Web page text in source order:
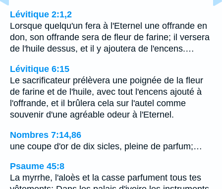
Lévitique 2:1,2
Lorsque quelqu'un fera à l'Eternel une offrande en
don, son offrande sera de fleur de farine; il versera
de l'huile dessus, et il y ajoutera de l'encens.…
Lévitique 6:15
Le sacrificateur prélèvera une poignée de la fleur
de farine et de l'huile, avec tout l'encens ajouté à
l'offrande, et il brûlera cela sur l'autel comme
souvenir d'une agréable odeur à l'Eternel.
Nombres 7:14,86
une coupe d'or de dix sicles, pleine de parfum;…
Psaume 45:8
La myrrhe, l'aloès et la casse parfument tous tes